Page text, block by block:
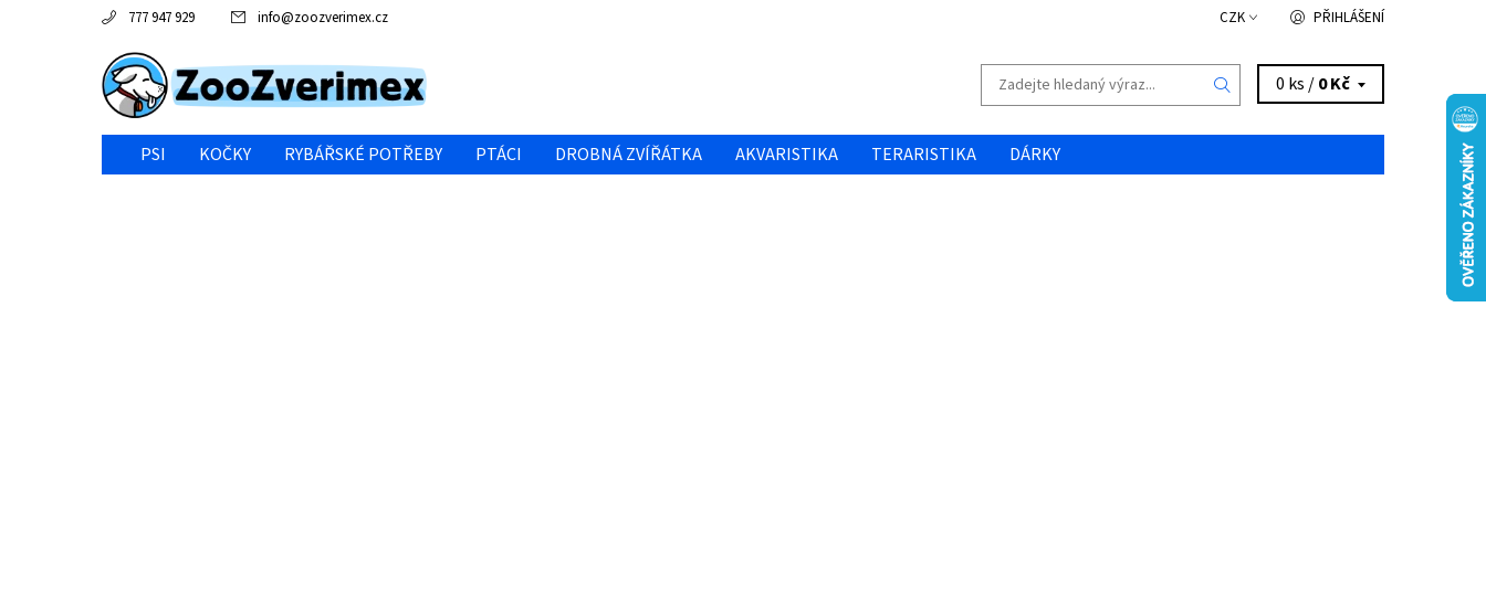
777 947 929 info@zoozverimex.cz CZK PŘIHLÁŠENÍ
0 ks /0 Kč
PSI KOČKY RYBÁŘSKÉ POTŘEBY PTÁCI DROBNÁ ZVÍŘÁTKA AKVARISTIKA TERARISTIKA
DÁRKY